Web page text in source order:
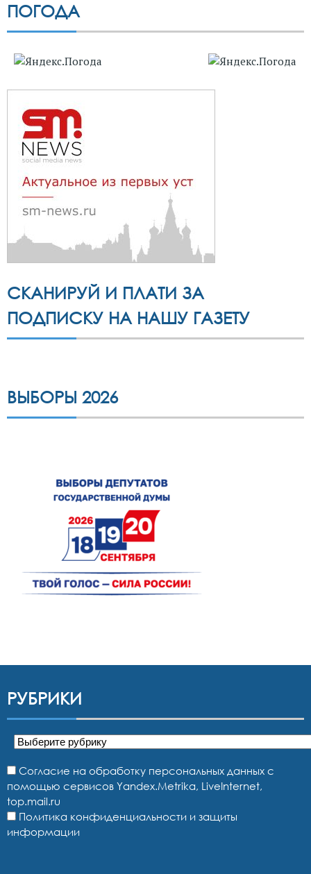
ПОГОДА
СКАНИРУЙ И ПЛАТИ ЗА
ПОДПИСКУ НА НАШУ ГАЗЕТУ
ВЫБОРЫ 2026
РУБРИКИ
Рубрики
Согласие на обработку персональных данных с
помощью сервисов Yandex.Metrika, LiveInternet,
top.mail.ru
Политика конфиденциальности и защиты
информации